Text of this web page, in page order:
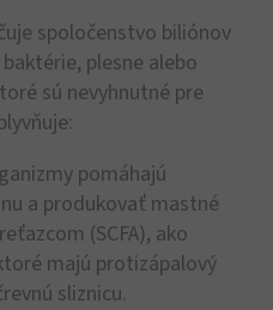
spoločenstvo biliónov
plesne alebo
sú nevyhnutné pre
pomáhajú
a produkovať mastné
(SCFA), ako
majú protizápalový
sliznicu.